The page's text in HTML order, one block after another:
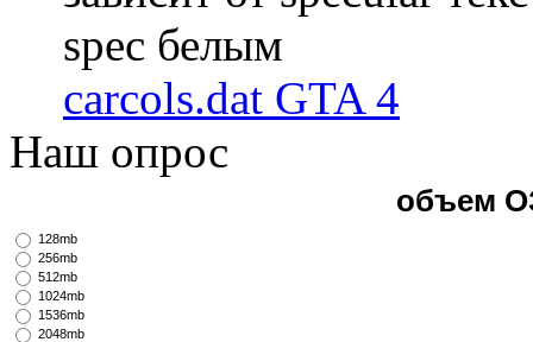
spec белым
carcols.dat GTA 4
Наш опрос
объем
128mb
256mb
512mb
1024mb
1536mb
2048mb